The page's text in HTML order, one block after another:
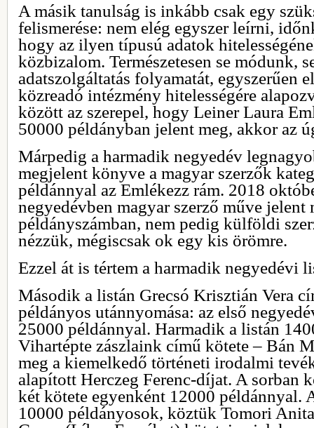
A másik tanulság is inkább csak egy
felismerése: nem elég egyszer leírni,
hogy az ilyen típusú adatok
közbizalom. Természetesen se módunk,
adatszolgáltatás folyamatát, egyszerűen
közreadó intézmény hitelességére
között az szerepel, hogy Leiner Laura
50000 példányban jelent meg, akkor az
Márpedig a harmadik negyedév
megjelent könyve a magyar szerzők
példánnyal az Emlékezz rám. 2018
negyedévben magyar szerző műve jelent
példányszámban, nem pedig külföldi
nézzük, mégiscsak ok egy kis örömre.
Ezzel át is tértem a harmadik negyedévi
Második a listán Grecsó Krisztián Vera
példányos utánnyomása: az első
25000 példánnyal. Harmadik a listán
Vihartépte zászlaink című kötete – Bán
meg a kiemelkedő történeti irodalmi
alapított Herczeg Ferenc-díjat. A sorban
két kötete egyenként 12000 példánnyal.
10000 példányosok, köztük Tomori